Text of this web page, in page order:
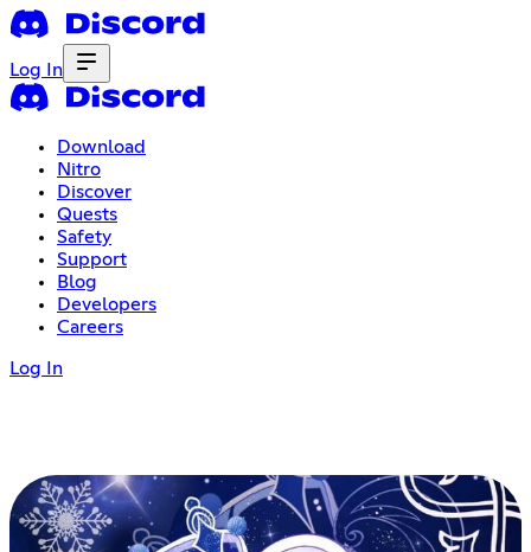
Log In
Download
Nitro
Discover
Quests
Safety
Support
Blog
Developers
Careers
Log In